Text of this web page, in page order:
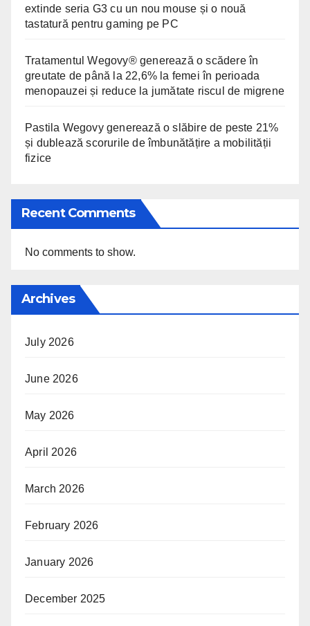
extinde seria G3 cu un nou mouse și o nouă
tastatură pentru gaming pe PC
Tratamentul Wegovy® generează o scădere în
greutate de până la 22,6% la femei în perioada
menopauzei și reduce la jumătate riscul de migrene
Pastila Wegovy generează o slăbire de peste 21%
și dublează scorurile de îmbunătățire a mobilității
fizice
Recent Comments
No comments to show.
Archives
July 2026
June 2026
May 2026
April 2026
March 2026
February 2026
January 2026
December 2025